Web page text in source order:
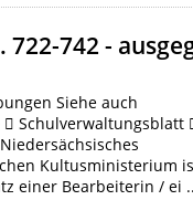
722-742 -
Siehe auch
 Schulverwaltungsblatt
Kultusministerium
einer Bearbeiterin / ei